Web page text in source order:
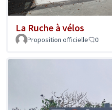
La Ruche à vélos
Proposition officielle 0